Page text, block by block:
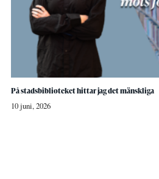
På stadsbiblioteket hittar jag det mänskliga
10 juni, 2026